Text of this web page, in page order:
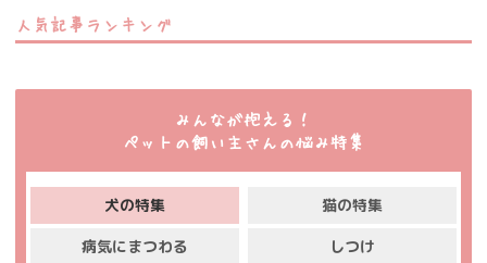
人気記事ランキング
みんなが抱える！
ペットの飼い主さんの悩み特集
犬の特集
猫の特集
病気にまつわる
しつけ